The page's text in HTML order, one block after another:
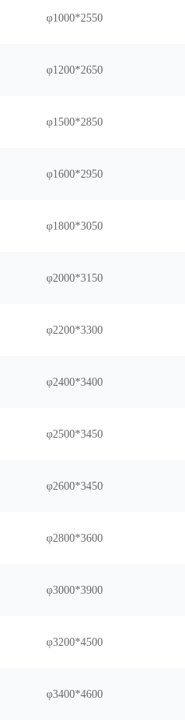
φ1000*2550
φ1200*2650
φ1500*2850
φ1600*2950
φ1800*3050
φ2000*3150
φ2200*3300
φ2400*3400
φ2500*3450
φ2600*3450
φ2800*3600
φ3000*3900
φ3200*4500
φ3400*4600